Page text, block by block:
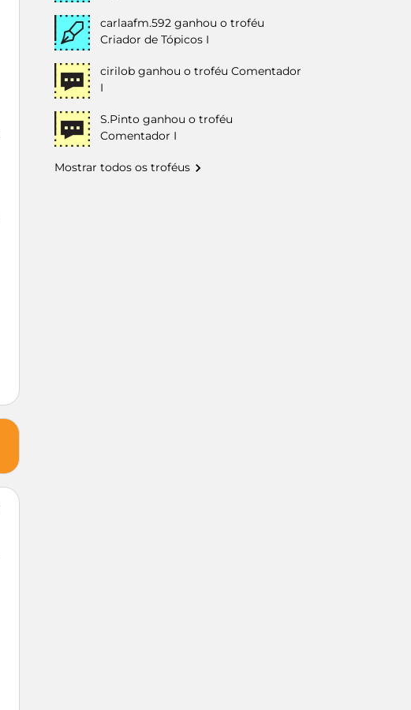
carlaafm.592 ganhou o troféu
Criador de Tópicos I
cirilob ganhou o troféu Comentador
I
S.Pinto ganhou o troféu
Comentador I
Mostrar todos os troféus